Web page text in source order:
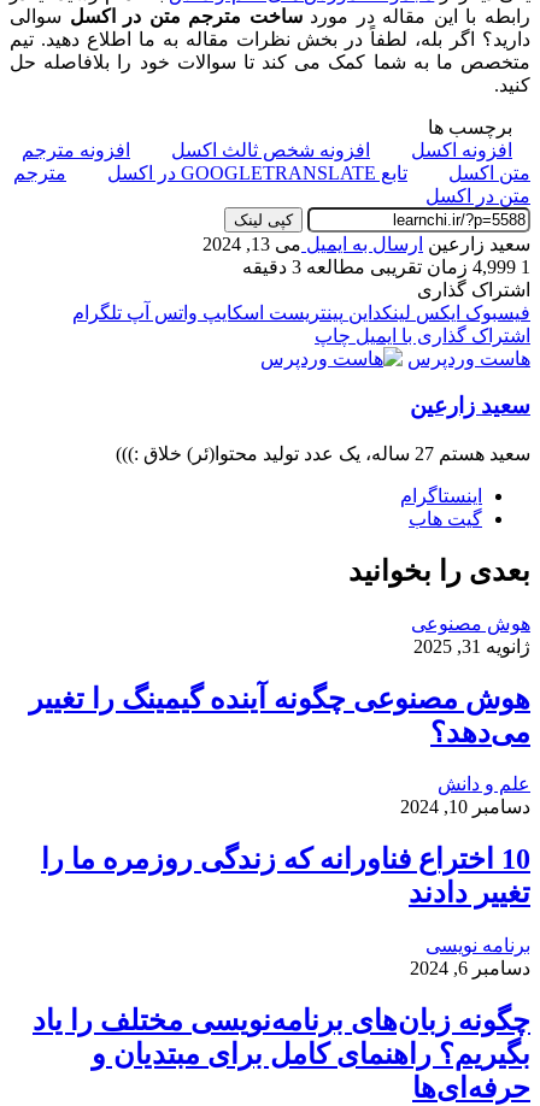
رابطه با این مقاله در موردساخت مترجم متن در اکسل سوالی
دارید؟ اگر بله، لطفاً در بخش نظرات مقاله به ما اطلاع دهید. تیم
متخصص ما به شما کمک می کند تا سوالات خود را بلافاصله حل
کنید.
برچسب ها
افزونه اکسل
افزونه شخص ثالث اکسل
افزونه مترجم
متن اکسل
تابع GOOGLETRANSLATE در اکسل
مترجم
متن در اکسل
کپی لینک
سعید زارعین ارسال به ایمیل می 13, 2024
1
زمان تقریبی مطالعه 3 دقیقه
اشتراک گذاری
فیسبوک ایکس لینکداین پینتریست اسکایپ واتس آپ تلگرام
اشتراک گذاری با ایمیل چاپ
هاست وردپرس
سعید زارعین
سعید هستم 27 ساله، یک عدد تولید محتوا(ئر) خلاق :)))
اینستاگرام
گیت ‌هاب
بعدی را بخوانید
هوش مصنوعی
ژانویه 31, 2025
هوش مصنوعی چگونه آینده گیمینگ را تغییر
می‌دهد؟
علم و دانش
دسامبر 10, 2024
10 اختراع فناورانه که زندگی روزمره ما را
تغییر دادند
برنامه نویسی
دسامبر 6, 2024
چگونه زبان‌های برنامه‌نویسی مختلف را یاد
بگیریم؟ راهنمای کامل برای مبتدیان و
حرفه‌ای‌ها